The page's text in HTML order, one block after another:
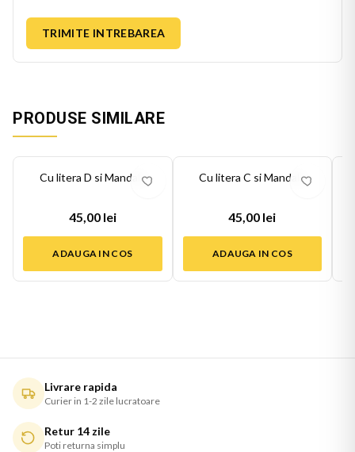
TRIMITE INTREBAREA
PRODUSE SIMILARE
Cu litera D si Mandala
45,00 lei
ADAUGA IN COS
Cu litera C si Mandala
45,00 lei
ADAUGA IN COS
Livrare rapida
Curier in 1-2 zile lucratoare
Retur 14 zile
Poti returna simplu